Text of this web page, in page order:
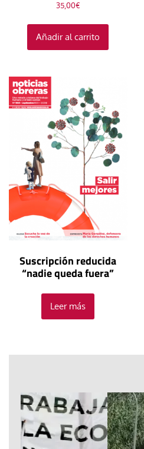
35,00€
Añadir al carrito
Suscripción reducida
“nadie queda fuera”
Leer más